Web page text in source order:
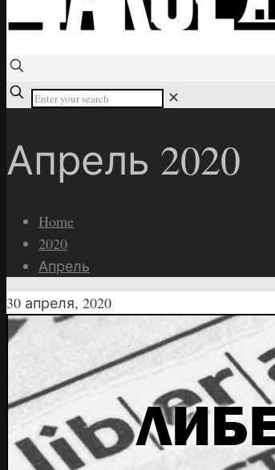
✕
Апрель 2020
Home
2020
Апрель
30 апреля, 2020